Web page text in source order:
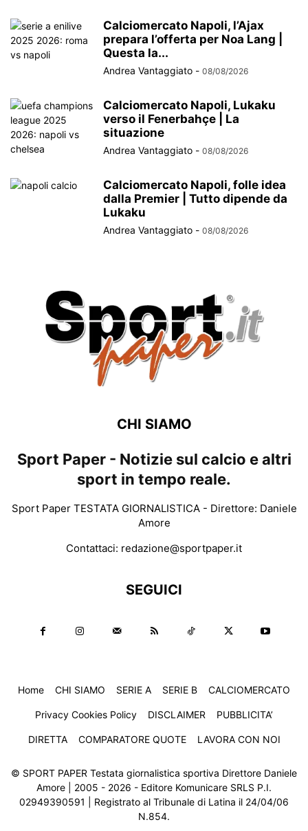
Calciomercato Napoli, l’Ajax
prepara l’offerta per Noa Lang |
Questa la...
Andrea Vantaggiato - 08/08/2026
Calciomercato Napoli, Lukaku
verso il Fenerbahçe | La
situazione
Andrea Vantaggiato - 08/08/2026
Calciomercato Napoli, folle idea
dalla Premier | Tutto dipende da
Lukaku
Andrea Vantaggiato - 08/08/2026
CHI SIAMO
Sport Paper - Notizie sul calcio e altri
sport in tempo reale.
Sport Paper TESTATA GIORNALISTICA - Direttore: Daniele
Amore
Contattaci: redazione@sportpaper.it
SEGUICI
Home CHI SIAMO SERIE A SERIE B CALCIOMERCATO
Privacy Cookies Policy DISCLAIMER PUBBLICITA’
DIRETTA COMPARATORE QUOTE LAVORA CON NOI
© SPORT PAPER Testata giornalistica sportiva Direttore Daniele
Amore | 2005 - 2026 - Editore Komunicare SRLS P.I.
02949390591 | Registrato al Tribunale di Latina il 24/04/06
N.854.